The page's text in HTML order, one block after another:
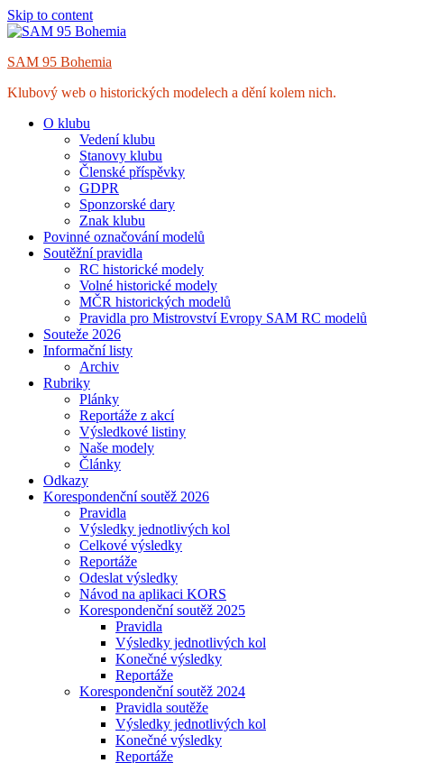
Skip to content
SAM 95 Bohemia
Klubový web o historických modelech a dění kolem nich.
O klubu
Vedení klubu
Stanovy klubu
Členské příspěvky
GDPR
Sponzorské dary
Znak klubu
Povinné označování modelů
Soutěžní pravidla
RC historické modely
Volné historické modely
MČR historických modelů
Pravidla pro Mistrovství Evropy SAM RC modelů
Souteže 2026
Informační listy
Archiv
Rubriky
Plánky
Reportáže z akcí
Výsledkové listiny
Naše modely
Články
Odkazy
Korespondenční soutěž 2026
Pravidla
Výsledky jednotlivých kol
Celkové výsledky
Reportáže
Odeslat výsledky
Návod na aplikaci KORS
Korespondenční soutěž 2025
Pravidla
Výsledky jednotlivých kol
Konečné výsledky
Reportáže
Korespondenční soutěž 2024
Pravidla soutěže
Výsledky jednotlivých kol
Konečné výsledky
Reportáže